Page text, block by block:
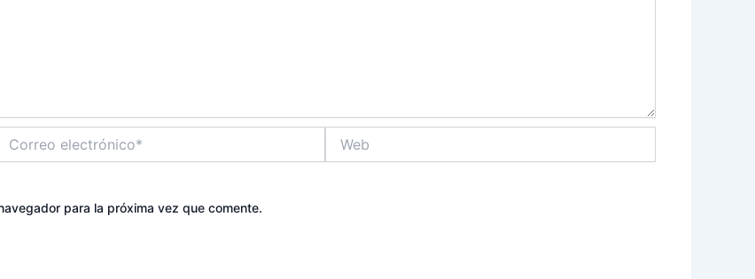
electrónico*
para la próxima vez que comente.